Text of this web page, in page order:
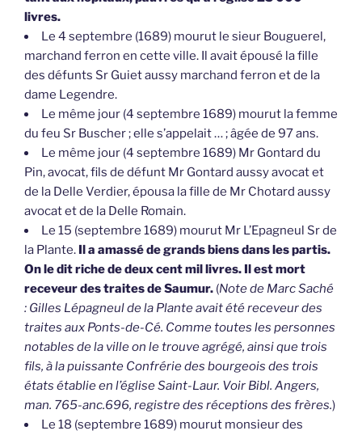
livres.
Le 4 septembre (1689) mourut le sieur Bouguerel,
marchand ferron en cette ville. Il avait épousé la fille
des défunts Sr Guiet aussy marchand ferron et de la
dame Legendre.
Le même jour (4 septembre 1689) mourut la femme
du feu Sr Buscher ; elle s’appelait … ; âgée de 97 ans.
Le même jour (4 septembre 1689) Mr Gontard du
Pin, avocat, fils de défunt Mr Gontard aussy avocat et
de la Delle Verdier, épousa la fille de Mr Chotard aussy
avocat et de la Delle Romain.
Le 15 (septembre 1689) mourut Mr L’Epagneul Sr de
la Plante. Il a amassé de grands biens dans les partis.
On le dit riche de deux cent mil livres. Il est mort
receveur des traites de Saumur. (Note de Marc Saché
: Gilles Lépagneul de la Plante avait été receveur des
traites aux Ponts-de-Cé. Comme toutes les personnes
notables de la ville on le trouve agrégé, ainsi que trois
fils, à la puissante Confrérie des bourgeois des trois
états établie en l’église Saint-Laur. Voir Bibl. Angers,
man. 765-anc.696, registre des réceptions des frères.)
Le 18 (septembre 1689) mourut monsieur des